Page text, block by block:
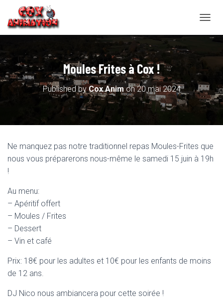
Moules Frites à Cox !
Published byCox Animon20 mai 2024
Ne manquez pas notre traditionnel repas Moules-Frites que
nous vous préparerons nous-même le samedi 15 juin à 19h
!
Au menu:
– Apéritif offert
– Moules / Frites
– Dessert
– Vin et café
Prix: 18€ pour les adultes et 10€ pour les enfants de moins
de 12 ans.
DJ Nico nous ambiancera pour cette soirée !